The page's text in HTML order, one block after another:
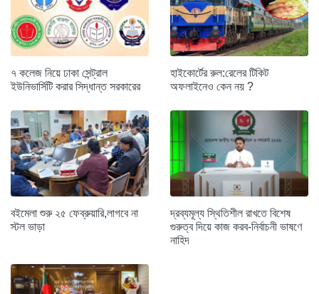
৭ কলেজ নিয়ে ঢাকা সেন্ট্রাল
ইউনিভার্সিটি করার সিদ্ধান্ত সরকারের
হাইকোর্টের রুল:রেলের টিকিট
অফলাইনেও কেন নয় ?
বইমেলা শুরু ২৫ ফেব্রুয়ারি,লাগবে না
স্টল ভাড়া
দ্রব্যমূল্য স্থিতিশীল রাখতে বিশেষ
গুরুত্ব দিয়ে কাজ করব-নির্বাচনী ভাষণে
নাহিদ